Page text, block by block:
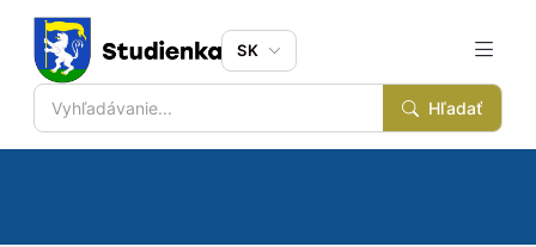
Hľadať
SK